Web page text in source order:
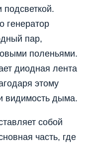
генератор
пар,
поленьями.
диодная лента
этому
видимость дыма.
собой
часть, где